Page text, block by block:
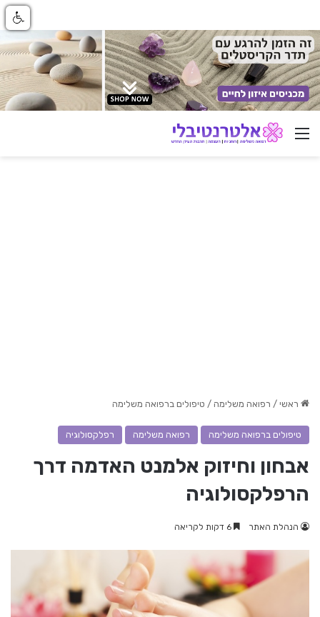
ניווט באתר
ראשי / רפואה משלימה / טיפולים ברפואה משלימה
טיפולים ברפואה משלימה רפואה משלימה רפלקסולוגיה
אבחון וחיזוק אלמנט האדמה דרך
הרפלקסולוגיה
הנהלת האתר